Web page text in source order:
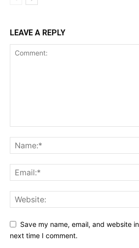
LEAVE A REPLY
Save my name, email, and website
next time I comment.